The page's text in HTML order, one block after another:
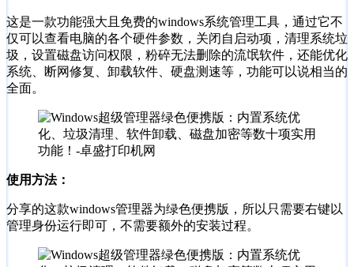
这是一款功能强大且免费的windows系统管理工具，通过它不
仅可以查看电脑的各个硬件参数，关闭自启动项，清理系统垃
圾，设置磁盘访问权限，粉碎无法删除的流氓软件，还能优化
系统、断网修复、卸载软件、硬盘测速等，功能可以说相当的
全面。
使用方法：
分享的这款windows管理器为绿色便携版，所以只需要右键以
管理身份运行即可，不需要额外的安装过程。